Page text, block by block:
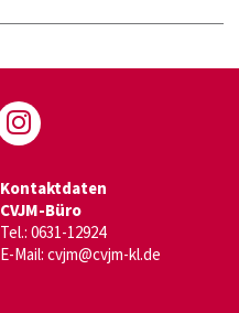
Kontaktdaten
CVJM-Büro
Tel.: 0631-12924
E-Mail:cvjm@cvjm-kl.de